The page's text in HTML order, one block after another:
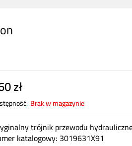
zł
Brak w magazynie
trójnik przewodu
katalogowy: 3019631X91